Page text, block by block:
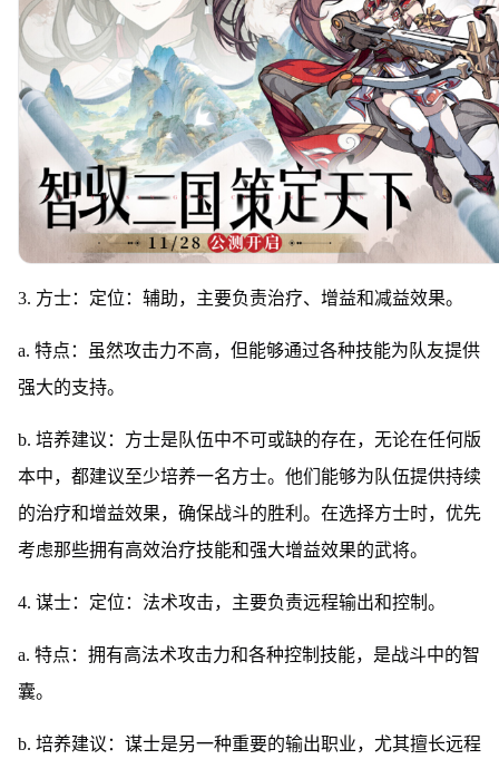
3. 方士：定位：辅助，主要负责治疗、增益和减益效果。
a. 特点：虽然攻击力不高，但能够通过各种技能为队友提供
强大的支持。
b. 培养建议：方士是队伍中不可或缺的存在，无论在任何版
本中，都建议至少培养一名方士。他们能够为队伍提供持续
的治疗和增益效果，确保战斗的胜利。在选择方士时，优先
考虑那些拥有高效治疗技能和强大增益效果的武将。
4. 谋士：定位：法术攻击，主要负责远程输出和控制。
a. 特点：拥有高法术攻击力和各种控制技能，是战斗中的智
囊。
b. 培养建议：谋士是另一种重要的输出职业，尤其擅长远程